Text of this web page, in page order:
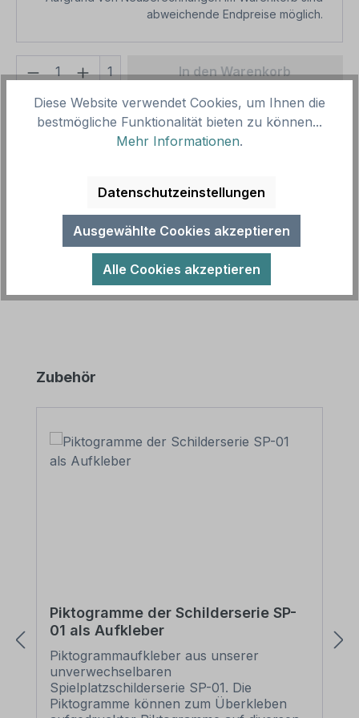
abweichende Endpreise möglich.
Produkt Anzahl: Gib den
1 In den Warenkorb
Produktnummer:SH15514
Vorlagenummer:
SP-01-37
Beschreibung
Dieses Spielplatz-Zusatzschild mit Ihren Inhalten ist
ein Eränzungsschild zu unseren Spielplatz-,
Bolzplatz- und Schulhofsch…Mehr
Produktgalerie überspringen
Zubehör
Piktogramme der Schilderserie SP-
01 als Aufkleber
Piktogrammaufkleber aus unserer
unverwechselbaren
Spielplatzschilderserie SP-01. Die
Piktogramme können zum Überkleben
Diese Website verwendet Cookies, um Ihnen die
bestmögliche Funktionalität bieten zu können...
Mehr Informationen.
Datenschutzeinstellungen
Ausgewählte Cookies akzeptieren
Alle Cookies akzeptieren